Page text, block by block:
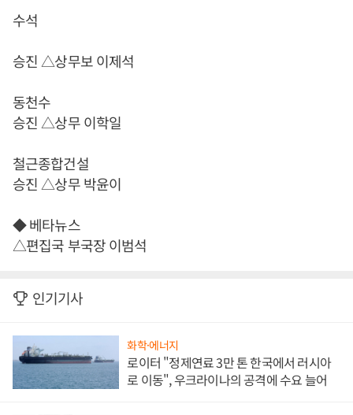
수석
승진 △상무보 이제석
동천수
승진 △상무 이학일
철근종합건설
승진 △상무 박윤이
◆ 베타뉴스
△편집국 부국장 이범석
인기기사
화학·에너지
로이터 "정제연료 3만 톤 한국에서 러시아
로 이동", 우크라이나의 공격에 수요 늘어